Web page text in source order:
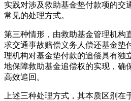
实践对涉及救助基金垫付款项的交
常见的处理方式。
第三种情形，由救助基金管理机构
求交通事故赔偿义务人偿还基金垫
理机构对基金垫付款的追偿具有独
地保障救助基金追偿权的实现，确
高效追回。
上述三种处理方式，其本质区别在